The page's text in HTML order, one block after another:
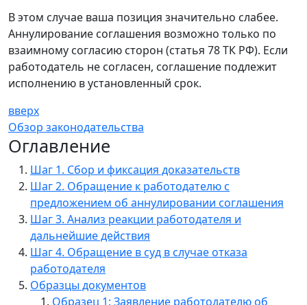
В этом случае ваша позиция значительно слабее.
Аннулирование соглашения возможно только по
взаимному согласию сторон (статья 78 ТК РФ). Если
работодатель не согласен, соглашение подлежит
исполнению в установленный срок.
вверх
Обзор законодательства
Оглавление
Шаг 1. Сбор и фиксация доказательств
Шаг 2. Обращение к работодателю с
предложением об аннулировании соглашения
Шаг 3. Анализ реакции работодателя и
дальнейшие действия
Шаг 4. Обращение в суд в случае отказа
работодателя
Образцы документов
Образец 1: Заявление работодателю об